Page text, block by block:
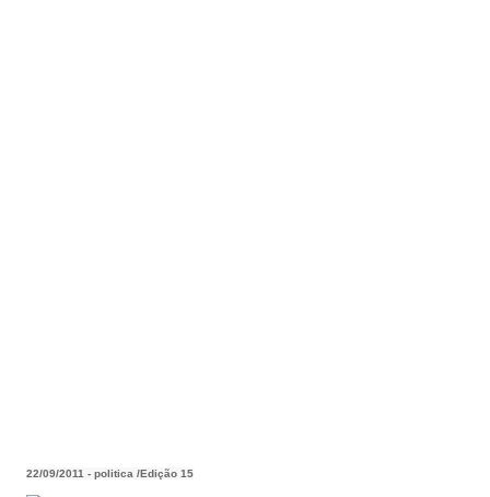
22/09/2011 - politica /Edição 15